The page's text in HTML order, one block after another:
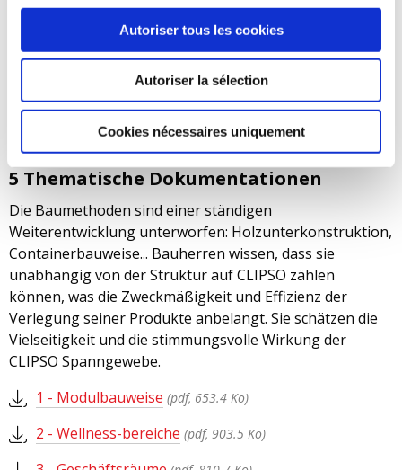
Autoriser tous les cookies
Autoriser la sélection
Cookies nécessaires uniquement
Die Innovation steht im Mittelpunkt des CLIPSO
Prozesses. Deshalb können die Spannverkleidungen aus
Textilien an alle Situationen angepasst werden: Neubau,
Renovierung, zeitlose oder moderne Einrichtung.
Um mehr über die innovative Leinwand zu erfahren,
laden Sie die Dokumentation herunter (pdf, 1.3 Mo)
5 Thematische Dokumentationen
Die Baumethoden sind einer ständigen
Weiterentwicklung unterworfen: Holzunterkonstruktion,
Containerbauweise... Bauherren wissen, dass sie
unabhängig von der Struktur auf CLIPSO zählen
können, was die Zweckmäßigkeit und Effizienz der
Verlegung seiner Produkte anbelangt. Sie schätzen die
Vielseitigkeit und die stimmungsvolle Wirkung der
CLIPSO Spanngewebe.
1 - Modulbauweise (pdf, 653.4 Ko)
2 - Wellness-bereiche (pdf, 903.5 Ko)